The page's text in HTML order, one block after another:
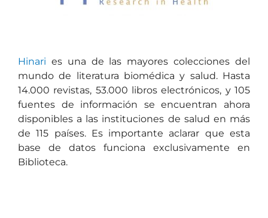
Hinari es una de las mayores colecciones del
mundo de literatura biomédica y salud. Hasta
14.000 revistas, 53.000 libros electrónicos, y 105
fuentes de información se encuentran ahora
disponibles a las instituciones de salud en más
de 115 países. Es importante aclarar que esta
base de datos funciona exclusivamente en
Biblioteca.